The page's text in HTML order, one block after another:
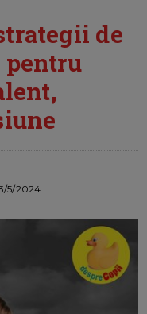
de
pentru
5/2024